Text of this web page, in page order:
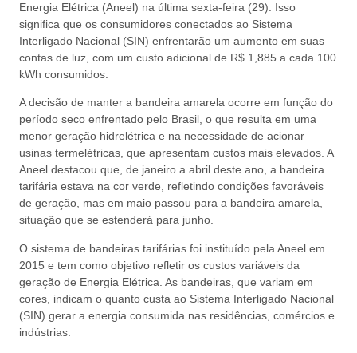
Energia Elétrica (Aneel) na última sexta-feira (29). Isso
significa que os consumidores conectados ao Sistema
Interligado Nacional (SIN) enfrentarão um aumento em suas
contas de luz, com um custo adicional de R$ 1,885 a cada 100
kWh consumidos.
A decisão de manter a bandeira amarela ocorre em função do
período seco enfrentado pelo Brasil, o que resulta em uma
menor geração hidrelétrica e na necessidade de acionar
usinas termelétricas, que apresentam custos mais elevados. A
Aneel destacou que, de janeiro a abril deste ano, a bandeira
tarifária estava na cor verde, refletindo condições favoráveis
de geração, mas em maio passou para a bandeira amarela,
situação que se estenderá para junho.
O sistema de bandeiras tarifárias foi instituído pela Aneel em
2015 e tem como objetivo refletir os custos variáveis da
geração de Energia Elétrica. As bandeiras, que variam em
cores, indicam o quanto custa ao Sistema Interligado Nacional
(SIN) gerar a energia consumida nas residências, comércios e
indústrias.